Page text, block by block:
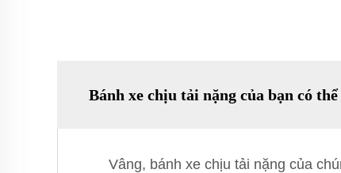
Bánh xe chịu tải nặng của bạn có
Vâng, bánh xe chịu tải nặng của